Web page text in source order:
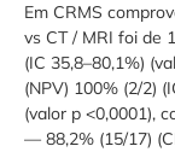
Em CRMS
vs CT / MRI foi de
(IC 35,8–80,1%)
(NPV) 100% (2/2)
(valor p <0,0001),
— 88,2% (15/17)